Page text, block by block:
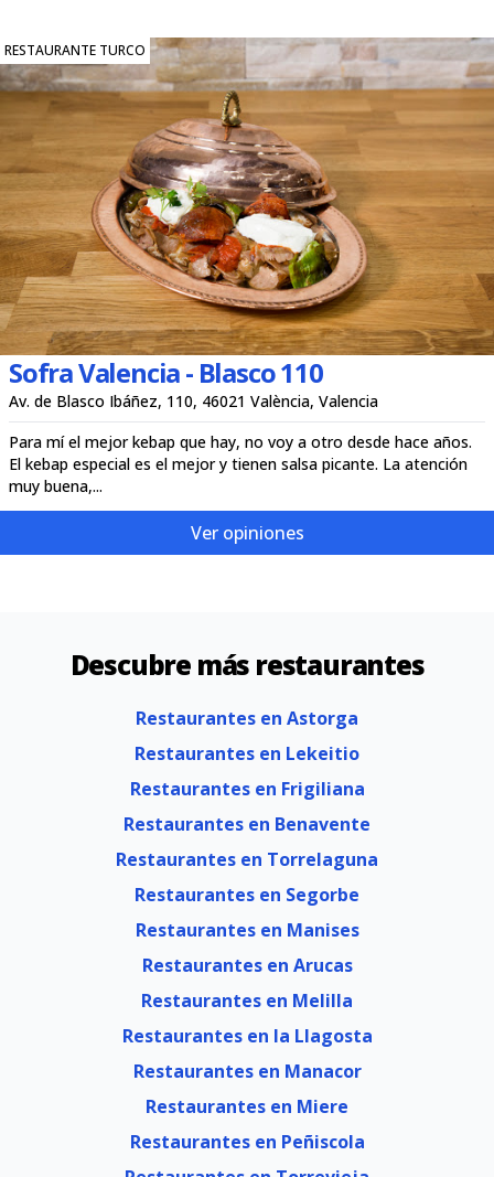
RESTAURANTE TURCO
Sofra Valencia - Blasco 110
Av. de Blasco Ibáñez, 110, 46021 València, Valencia
Para mí el mejor kebap que hay, no voy a otro desde hace años.
El kebap especial es el mejor y tienen salsa picante. La atención
muy buena,...
Ver opiniones
Descubre más restaurantes
Restaurantes en Astorga
Restaurantes en Lekeitio
Restaurantes en Frigiliana
Restaurantes en Benavente
Restaurantes en Torrelaguna
Restaurantes en Segorbe
Restaurantes en Manises
Restaurantes en Arucas
Restaurantes en Melilla
Restaurantes en la Llagosta
Restaurantes en Manacor
Restaurantes en Miere
Restaurantes en Peñiscola